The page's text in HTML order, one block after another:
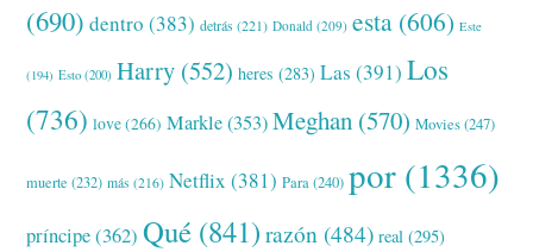
(690) dentro (383) detrás (221) Donald (209) esta (606) Este
(194) Esto (200) Harry (552) heres (283) Las (391) Los
(736) love(266) Markle(353) Meghan (570) Movies(247)
muerte (232) más (216) Netflix (381) Para(240) por (1336)
príncipe(362) Qué (841) razón (484) real (295)